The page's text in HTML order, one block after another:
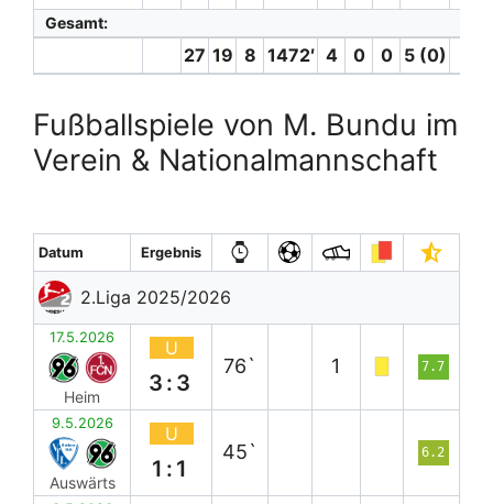
Gesamt:
27 19 8 1472′ 4 0 0 5 (0)
Fußballspiele von M. Bundu im
Verein & Nationalmannschaft
Datum Ergebnis
2.Liga 2025/2026
17.5.2026
Heim
U
3:3
76` 1 7.7
9.5.2026
Auswärts
U
1:1
45` 6.2